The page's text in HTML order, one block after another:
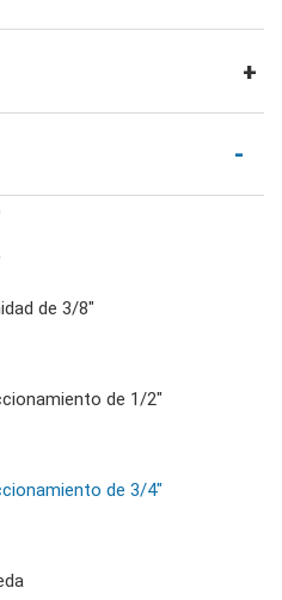
doble anillo
hexagonal de
accionamiento de 1/4"
de 1/4"
de 3/8"
de 3/8"
de 1/2"
de 3/4"